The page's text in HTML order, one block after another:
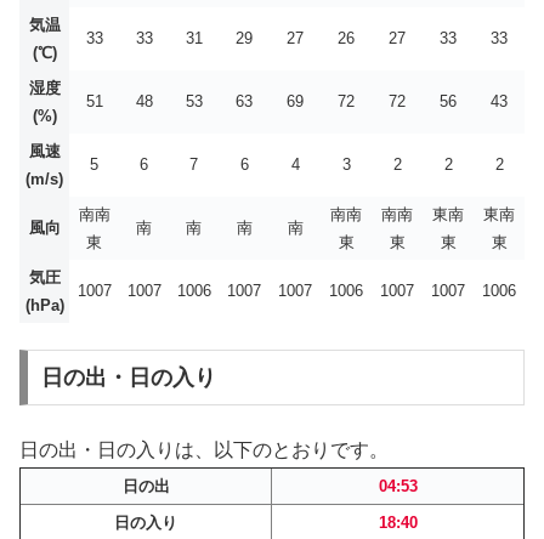
気温
(℃)
33 33 31 29 27 26 27 33 33
湿度
(%)
51 48 53 63 69 72 72 56 43
風速
(m/s)
5 6 7 6 4 3 2 2 2
風向
南南
東
南 南 南 南
南南
東
南南
東
東南
東
東南
東
気圧
(hPa)
1007 1007 1006 1007 1007 1006 1007 1007 1006
日の出・日の入り
日の出・日の入りは、以下のとおりです。
日の出
04:53
日の入り
18:40